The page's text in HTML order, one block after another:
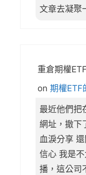
文章去凝聚
重倉期權ETF
on 期權ETF
最近他們把
網址，撤下
血淚分享
信心 我是
播，這公司